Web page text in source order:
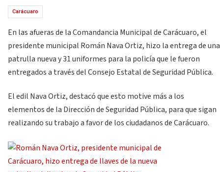
Carácuaro
En las afueras de la Comandancia Municipal de Carácuaro, el
presidente municipal Román Nava Ortiz, hizo la entrega de una
patrulla nueva y 31 uniformes para la policía que le fueron
entregados a través del Consejo Estatal de Seguridad Pública.
El edil Nava Ortiz, destacó que esto motive más a los
elementos de la Dirección de Seguridad Pública, para que sigan
realizando su trabajo a favor de los ciudadanos de Carácuaro.